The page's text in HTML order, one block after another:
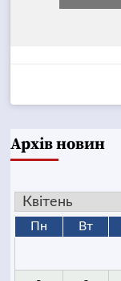
Архів новин
Пн Вт